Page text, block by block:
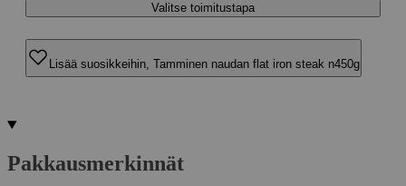
Valitse toimitustapa
Lisää suosikkeihin, Tamminen naudan flat iron steak n450g
Pakkausmerkinnät